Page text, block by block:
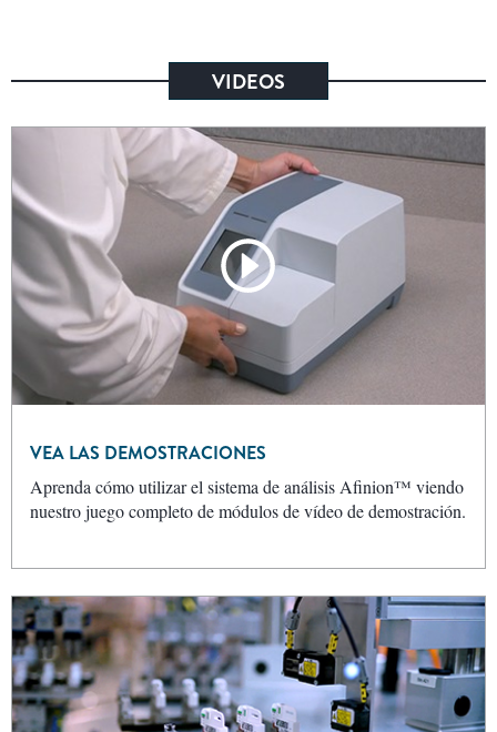
VIDEOS
VEA LAS DEMOSTRACIONES
Aprenda cómo utilizar el sistema de análisis Afinion™ viendo
nuestro juego completo de módulos de vídeo de demostración.